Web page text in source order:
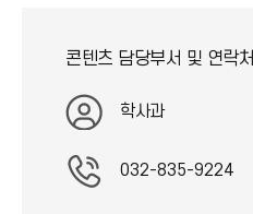
콘텐츠 담당부서 및 연락처
학사과
032-835-9224